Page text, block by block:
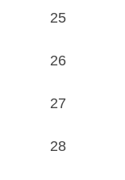
25
26
27
28